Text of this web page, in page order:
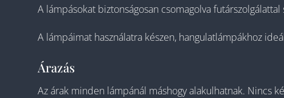
A lámpásokat biztonságosan csomagolva
A lámpáimat használatra készen, hangulatlámpákhoz
Árazás
Az árak minden lámpánál máshogy alakulhatnak. Nincs